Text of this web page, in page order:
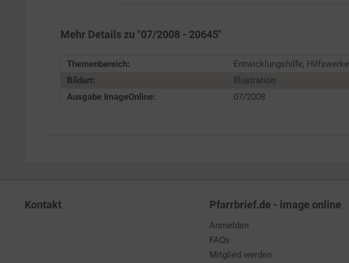
Mehr Details zu "07/2008 - 20645"
Themenbereich:
Entwicklungshilfe, Hilfswerke
Bildart:
Illustration
Ausgabe ImageOnline:
07/2008
Kontakt Pfarrbrief.de - image online
Anmelden
FAQs
Mitglied werden
Service